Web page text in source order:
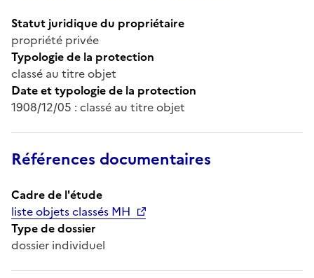
Statut juridique du propriétaire
propriété privée
Typologie de la protection
classé au titre objet
Date et typologie de la protection
1908/12/05 : classé au titre objet
Références documentaires
Cadre de l'étude
liste objets classés MH
Type de dossier
dossier individuel